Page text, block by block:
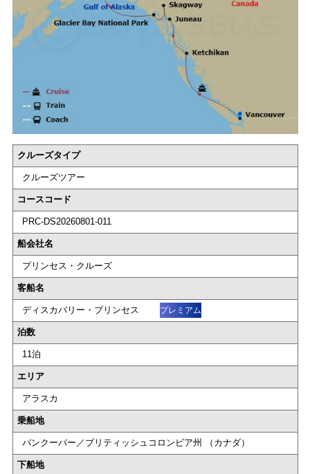
クルーズタイプ
クルーズツアー
コースコード
PRC-DS20260801-011
船会社名
プリンセス・クルーズ
客船名
ディスカバリー・プリンセス プレミアム
泊数
11泊
エリア
アラスカ
乗船地
バンクーバー／ブリティッシュコロンビア州 （カナダ）
下船地